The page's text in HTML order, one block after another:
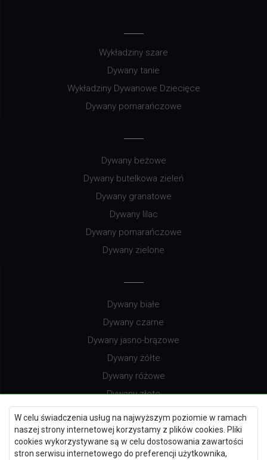
W celu świadczenia usług na najwyższym poziomie w ramach
naszej strony internetowej korzystamy z plików cookies. Pliki
cookies wykorzystywane są w celu dostosowania zawartości
stron serwisu internetowego do preferencji użytkownika,
Wykładziny szare
Dywany tanie
Wykładziny Dywanowe Dziecięce
Dywany pomarańczowe
Dywany beżowe
Dywany butelkowa zieleń
Dywany granatowe
Dywany lilac
Dywany pomarańczowe
Dywany zielone
Dywany białe
Dywany czarne
Dywany jasno-brązowe
Dywany żółte
Dywany różowe
Dywany złote
Dywany brązowe